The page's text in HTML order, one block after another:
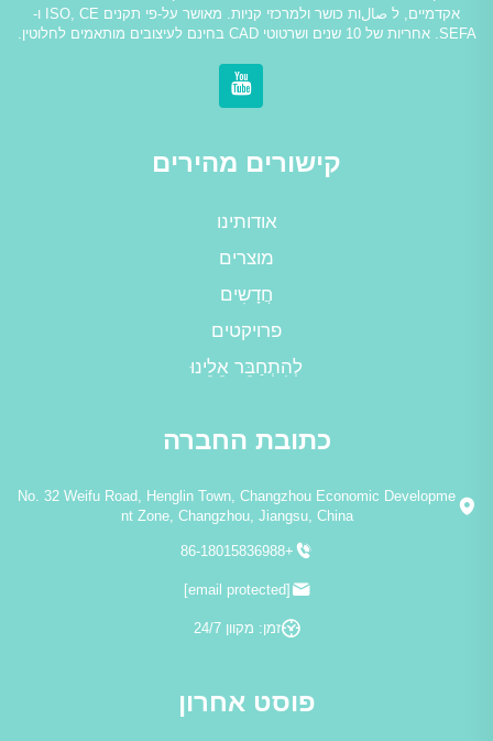
אקדמיים, ל صالות כושר ולמרכזי קניות. מאושר על-פי תקנים ISO, CE ו-
SEFA. אחריות של 10 שנים ושרטוטי CAD בחינם לעיצובים מותאמים לחלוטין.
קישורים מהירים
אודותינו
מוצרים
חֲדָשִים
פרויקטים
לְהִתְחַבֵּר אֵלֵינוּ
כתובת החברה
No. 32 Weifu Road, Henglin Town, Changzhou Economic Developme
nt Zone, Changzhou, Jiangsu, China
+86-18015836988
[email protected]
זמן: מקוון 24/7
פוסט אחרון